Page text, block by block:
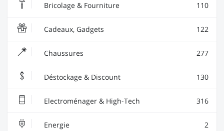
Bricolage & Fourniture 110
Cadeaux, Gadgets 122
Chaussures 277
Déstockage & Discount 130
Electroménager & High-Tech 316
Energie 2